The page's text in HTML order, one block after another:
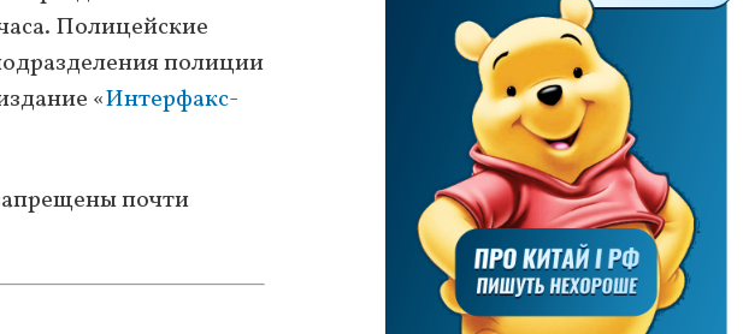
Полицейские
полиции
«Интерфакс-
почти